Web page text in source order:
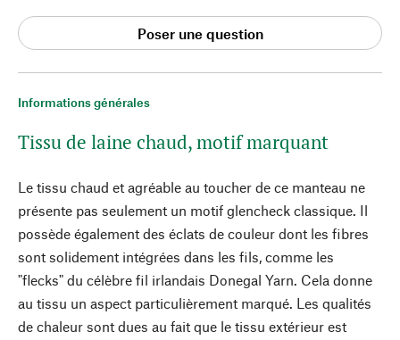
Informations générales
Tissu de laine chaud, motif marquant
Le tissu chaud et agréable au toucher de ce manteau ne
présente pas seulement un motif glencheck classique. Il
possède également des éclats de couleur dont les fibres
sont solidement intégrées dans les fils, comme les
"flecks" du célèbre fil irlandais Donegal Yarn. Cela donne
au tissu un aspect particulièrement marqué. Les qualités
de chaleur sont dues au fait que le tissu extérieur est
Poser une question